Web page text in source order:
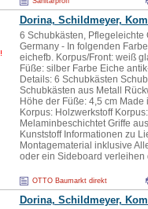
Dorina, Schildmeyer,
6 Schubkästen, Pflegeleichte
Germany - In folgenden
eichefb. Korpus/Front: weiß
Füße: silber Farbe Eiche
Details: 6 Schubkästen
Schubkästen aus Metall
Höhe der Füße: 4,5 cm
Korpus: Holzwerkstoff
Melaminbeschichtet Griffe
Kunststoff Informationen zu
Montagematerial inklusive
oder ein Sideboard verleihen
OTTO Baumarkt direkt
Dorina, Schildmeyer,